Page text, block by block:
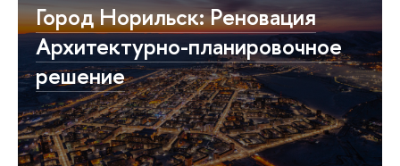
Город Норильск: Реновация
Архитектурно-планировочное
решение